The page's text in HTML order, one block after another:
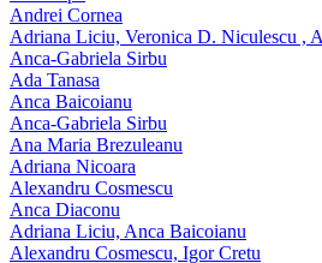
Andrei Cornea
Adriana Liciu, Veronica D. Niculescu ,
Anca‑Gabriela Sirbu
Ada Tanasa
Anca Baicoianu
Anca-Gabriela Sirbu
Ana Maria Brezuleanu
Adriana Nicoara
Alexandru Cosmescu
Anca Diaconu
Adriana Liciu, Anca Baicoianu
Alexandru Cosmescu, Igor Cretu